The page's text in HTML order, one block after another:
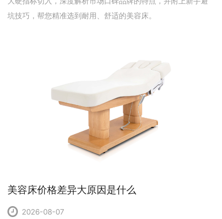
坑技巧，帮您精准选到耐用、舒适的美容床。
美容床价格差异大原因是什么
2026-08-07